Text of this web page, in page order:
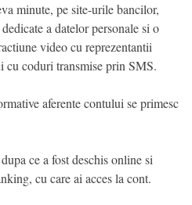
minute, pe site-urile bancilor,
a datelor personale si o
video cu reprezentantii
cu coduri transmise prin SMS.
aferente contului se primesc
ce a fost deschis online si
cu care ai acces la cont.